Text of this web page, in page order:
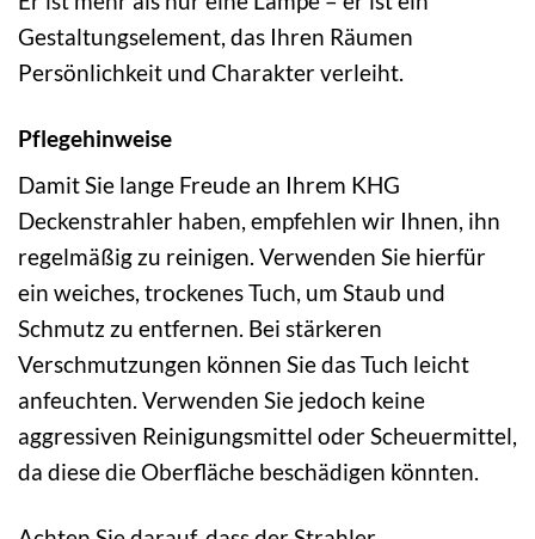
Gestaltungselement, das Ihren Räumen
Persönlichkeit und Charakter verleiht.
Pflegehinweise
Damit Sie lange Freude an Ihrem KHG
Deckenstrahler haben, empfehlen wir Ihnen, ihn
regelmäßig zu reinigen. Verwenden Sie hierfür
ein weiches, trockenes Tuch, um Staub und
Schmutz zu entfernen. Bei stärkeren
Verschmutzungen können Sie das Tuch leicht
anfeuchten. Verwenden Sie jedoch keine
aggressiven Reinigungsmittel oder Scheuermittel,
da diese die Oberfläche beschädigen könnten.